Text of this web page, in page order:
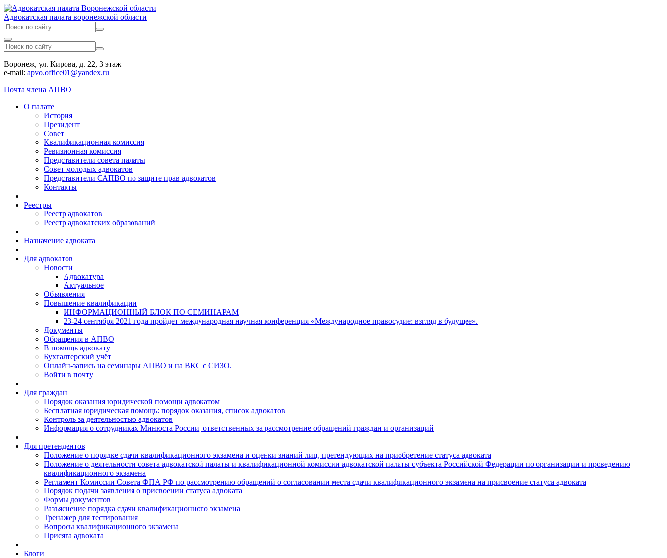
Адвокатская палата воронежской области
Воронеж, ул. Кирова, д. 22, 3 этаж
e-mail: apvo.office01@yandex.ru
Почта члена АПВО
О палате
История
Президент
Совет
Квалификационная комиссия
Ревизионная комиссия
Представители совета палаты
Совет молодых адвокатов
Представители САПВО по защите прав адвокатов
Контакты
Реестры
Реестр адвокатов
Реестр адвокатских образований
Назначение адвоката
Для адвокатов
Новости
Адвокатура
Актуальное
Объявления
Повышение квалификации
ИНФОРМАЦИОННЫЙ БЛОК ПО СЕМИНАРАМ
23-24 сентября 2021 года пройдет международная научная конференция «Международное правосудие: взгляд в будущее».
Документы
Обращения в АПВО
В помощь адвокату
Бухгалтерский учёт
Онлайн-запись на семинары АПВО и на ВКС с СИЗО.
Войти в почту
Для граждан
Порядок оказания юридической помощи адвокатом
Бесплатная юридическая помощь: порядок оказания, список адвокатов
Контроль за деятельностью адвокатов
Информация о сотрудниках Минюста России, ответственных за рассмотрение обращений граждан и организаций
Для претендентов
Положение о порядке сдачи квалификационного экзамена и оценки знаний лиц, претендующих на приобретение статуса адвоката
Положение о деятельности совета адвокатской палаты и квалификационной комиссии адвокатской палаты субъекта Российской Федерации по организации и проведению
квалификационного экзамена
Регламент Комиссии Совета ФПА РФ по рассмотрению обращений о согласовании места сдачи квалификационного экзамена на присвоение статуса адвоката
Порядок подачи заявления о присвоении статуса адвоката
Формы документов
Разъяснение порядка сдачи квалификационного экзамена
Тренажер для тестирования
Вопросы квалификационного экзамена
Присяга адвоката
Блоги